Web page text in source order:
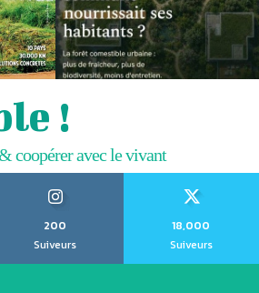
!
coopérer avec le vivant
200
Suiveurs
18,000
Suiveurs